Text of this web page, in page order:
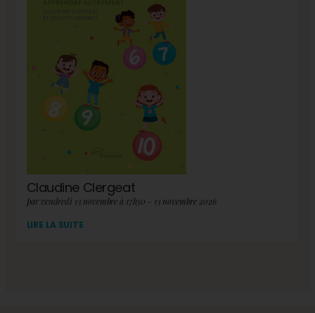
Claudine Clergeat
par vendredi 13 novembre à 17h30 - 13 novembre 2026
LIRE LA SUITE